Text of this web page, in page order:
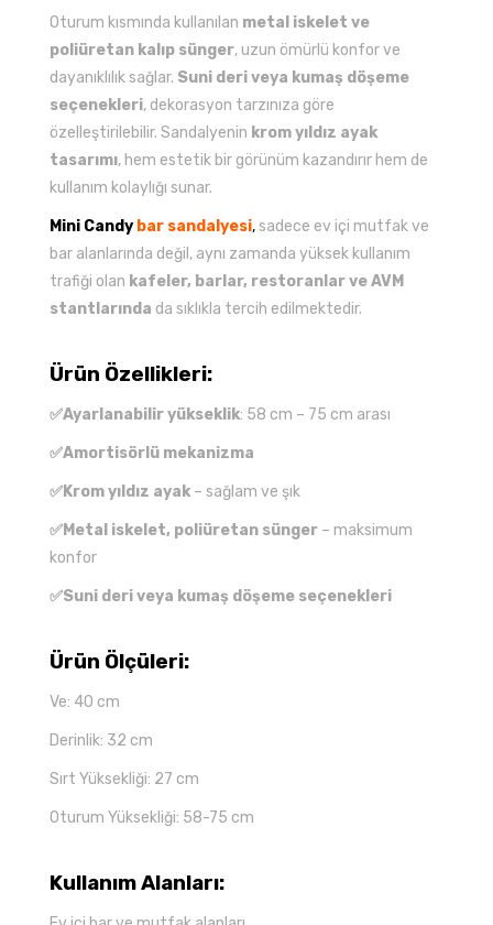
Oturum kısmında kullanılan metal iskelet ve
poliüretan kalıp sünger, uzun ömürlü konfor ve
dayanıklılık sağlar. Suni deri veya kumaş döşeme
seçenekleri, dekorasyon tarzınıza göre
özelleştirilebilir. Sandalyenin krom yıldız ayak
tasarımı, hem estetik bir görünüm kazandırır hem de
kullanım kolaylığı sunar.
Mini Candy bar sandalyesi,sadece ev içi mutfak ve
bar alanlarında değil, aynı zamanda yüksek kullanım
trafiği olan kafeler, barlar, restoranlar ve AVM
stantlarında da sıklıkla tercih edilmektedir.
Ürün Özellikleri:
✅Ayarlanabilir yükseklik: 58 cm – 75 cm arası
✅Amortisörlü mekanizma
✅Krom yıldız ayak – sağlam ve şık
✅Metal iskelet, poliüretan sünger – maksimum
konfor
✅Suni deri veya kumaş döşeme seçenekleri
Ürün Ölçüleri:
Ve: 40 cm
Derinlik: 32 cm
Sırt Yüksekliği: 27 cm
Oturum Yüksekliği: 58-75 cm
Kullanım Alanları: